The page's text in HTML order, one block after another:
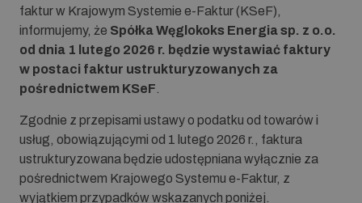
faktur w Krajowym Systemie e-Faktur (KSeF),
informujemy, że Spółka Węglokoks Energia sp. z o.o.
od dnia 1 lutego 2026 r. będzie wystawiać faktury
w postaci faktur ustrukturyzowanych za
pośrednictwem KSeF
Zgodnie z przepisami ustawy o podatku od towarów i
usług, obowiązującymi od 1 lutego 2026 r., faktura
ustrukturyzowana będzie udostępniana wyłącznie za
pośrednictwem Krajowego Systemu e-Faktur, z
wyjątkiem przypadków wskazanych poniżej.